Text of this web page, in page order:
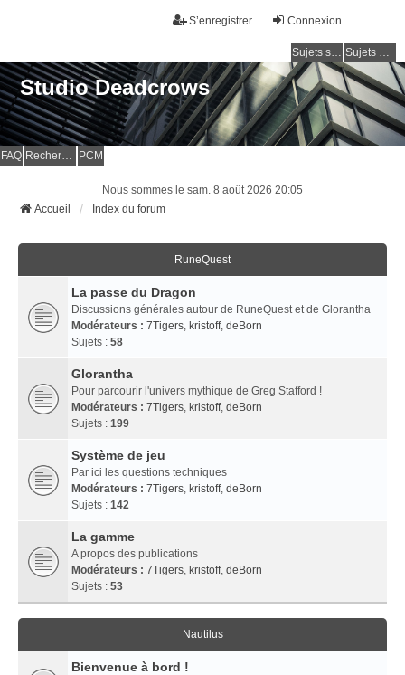
Connexion
S’enregistrer
Sujets sans réponse Sujets actifs
Studio Deadcrows
FAQ Rechercher PCM
Nous sommes le sam. 8 août 2026 20:05
Accueil
Index du forum
RuneQuest
La passe du Dragon
Discussions générales autour de RuneQuest et de Glorantha
Modérateurs : 7Tigers, kristoff, deBorn
Sujets : 58
Glorantha
Pour parcourir l'univers mythique de Greg Stafford !
Modérateurs : 7Tigers, kristoff, deBorn
Sujets : 199
Système de jeu
Par ici les questions techniques
Modérateurs : 7Tigers, kristoff, deBorn
Sujets : 142
La gamme
A propos des publications
Modérateurs : 7Tigers, kristoff, deBorn
Sujets : 53
Nautilus
Bienvenue à bord !